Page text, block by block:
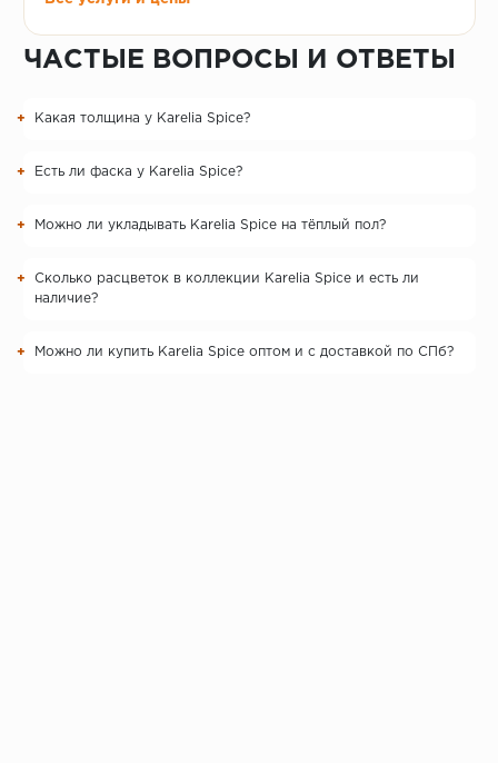
ЧАСТЫЕ ВОПРОСЫ И ОТВЕТЫ
Какая толщина у Karelia Spice?
Есть ли фаска у Karelia Spice?
Можно ли укладывать Karelia Spice на тёплый пол?
Сколько расцветок в коллекции Karelia Spice и есть ли
наличие?
Можно ли купить Karelia Spice оптом и с доставкой по СПб?